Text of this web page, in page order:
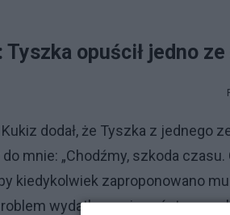
Tyszka opuścił jedno
Kukiz dodał, że Tyszka z
mnie: „Chodźmy, szkoda
kiedykolwiek zaproponowano
wydatkowania